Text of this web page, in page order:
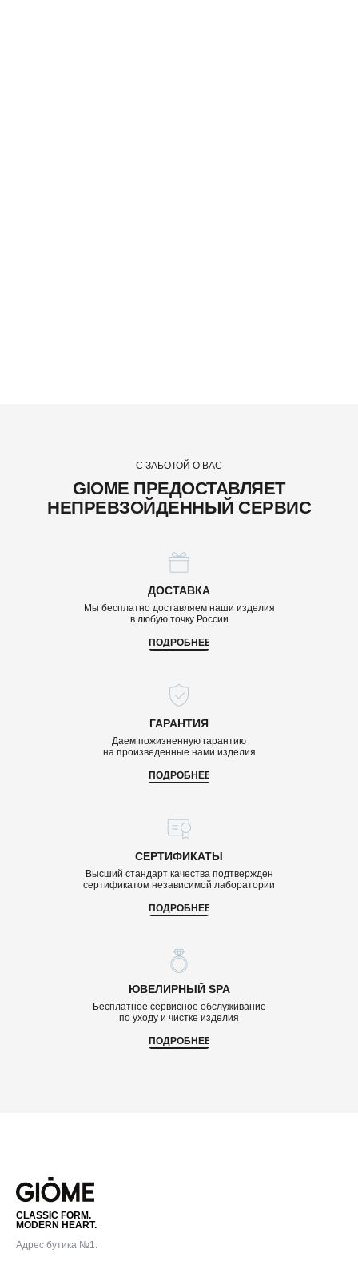
С ЗАБОТОЙ О ВАС
GIOME ПРЕДОСТАВЛЯЕТ
НЕПРЕВЗОЙДЕННЫЙ СЕРВИС
ДОСТАВКА
ГАРАНТИЯ
СЕРТИФИКАТЫ
Мы бесплатно доставляем наши изделия
в любую точку России
Даем пожизненную гарантию
на произведенные нами изделия
Высший стандарт качества подтвержден
сертификатом независимой лаборатории
ЮВЕЛИРНЫЙ SPA
Бесплатное сервисное обслуживание
по уходу и чистке изделия
ПОДРОБНЕЕ
ПОДРОБНЕЕ
ПОДРОБНЕЕ
ПОДРОБНЕЕ
CLASSIC FORM.
MODERN HEART.
Адрес бутика №1: